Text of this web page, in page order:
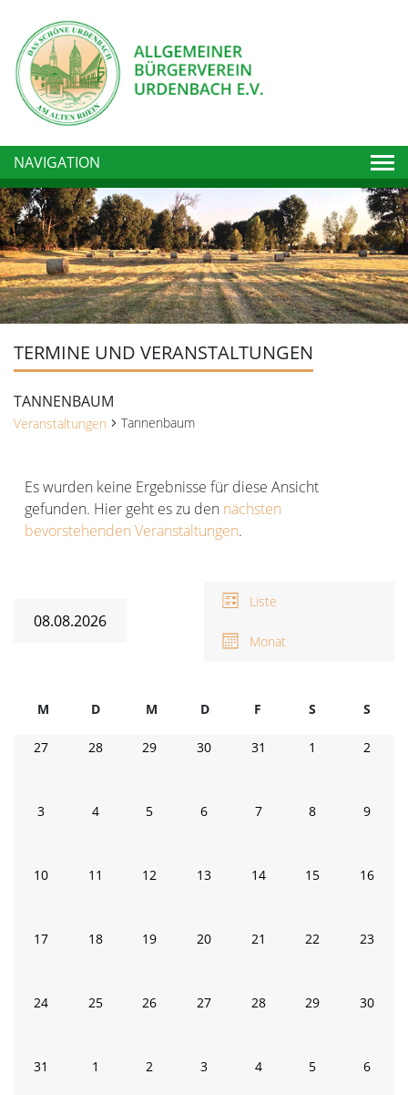
NAVIGATION
TERMINE UND VERANSTALTUNGEN
TANNENBAUM
Veranstaltungen Tannenbaum
Hinweis
Es wurden keine Ergebnisse für diese Ansicht
gefunden. Hier geht es zu den nächsten
bevorstehenden Veranstaltungen.
Navigation
Liste
Monat
08.08.2026
Kalender
Veranstaltungen
M
D
M
D
F S Samstag
S
0
27
0
28
0
29
0
30
0
31
01
0
2
0
3
0
4
0
5
0
6
0
7
0
8
0
9
010
011
012
013
014
015
016
017
018
019
0
20
0
21
0
22
0
23
0
24
0
25
0
26
0
27
0
28
0
29
0
30
0
31
01
0
2
0
3
0
4
0
5
0
6